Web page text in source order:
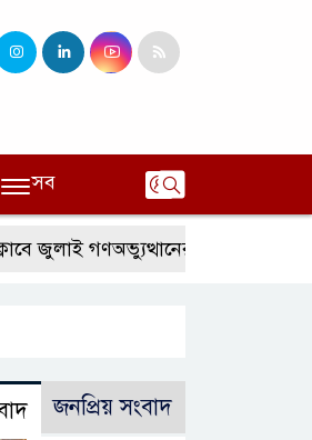
সব
গণঅভ্যুত্থানের বর্ষপূর্তি ও এটিএম
জনপ্রিয় সংবাদ